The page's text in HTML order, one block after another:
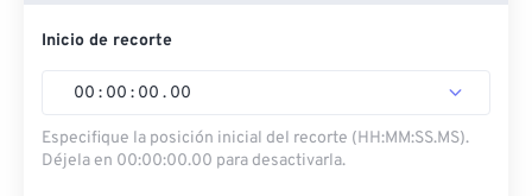
Inicio de recorte
00 : 00 : 00 . 00
Especifique la posición inicial del recorte (HH:MM:SS.MS).
Déjela en 00:00:00.00 para desactivarla.